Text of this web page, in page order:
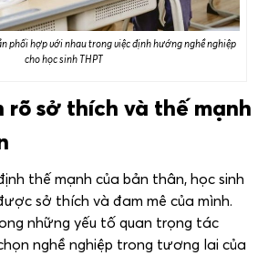
phối hợp với nhau trong việc định hướng nghề nghiệp
cho học sinh THPT
rõ sở thích và thế mạnh
thế mạnh của bản thân, học sinh
sở thích và đam mê của mình.
những yếu tố quan trọng tác
nghề nghiệp trong tương lai của